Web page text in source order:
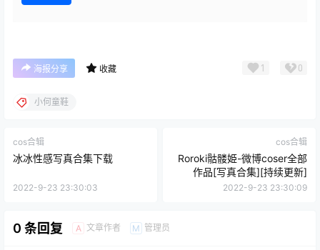
海报分享 收藏 1 0
小何童鞋
cos合辑
冰冰性感写真合集下载
2022-9-23 23:30:03
cos合辑
Roroki骷髅姫-微博coser全部
作品[写真合集][持续更新]
2022-9-23 23:30:09
0 条回复 A 文章作者 M 管理员